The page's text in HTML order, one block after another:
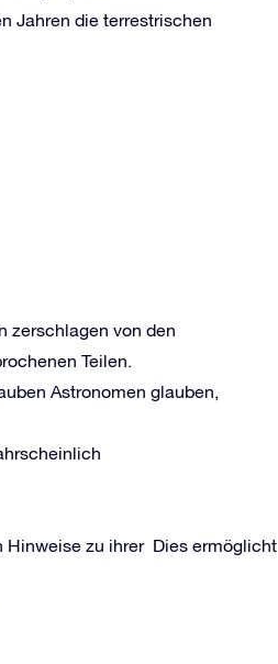
Jahren die terrestrischen
zerschlagen von den
Teilen.
Astronomen glauben,
Hinweise zu ihrer Dies ermöglicht